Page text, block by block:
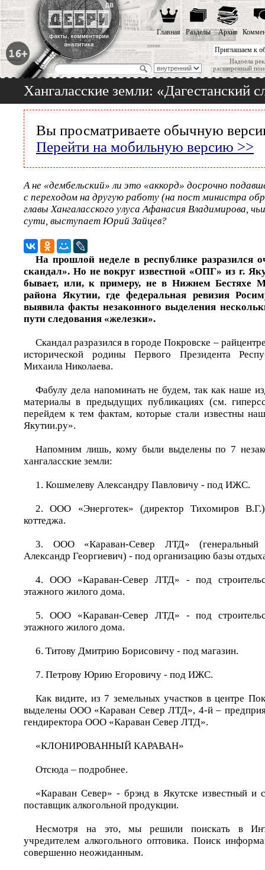
Приглашаем к
Надоела
расширенный
Главная Разделы Архив
Хангаласские земли: «Дагестанский
Вы просматриваете обычную
Перейти на мобильную версию >>
А не «дембельский» ли это «аккорд» досрочно
с переходом на другую работу (на пост министра
главы Хангаласского улуса Афанасия Владимирова,
сути, выступает Юрий Зайцев?
На прошлой неделе в республике разразился
скандал». Но не вокруг известной «ОПГ» из г.
бывает, или, к примеру, не в Нижнем Бестяхе
района Якутии, где федеральная ревизия
выявила факты незаконного выделения
пути следования «железки».
Скандал разразился в городе Покровске –
исторической родины Первого Президента
Михаила Николаева.
Фабулу дела напоминать не будем, так как наше
материалы в предыдущих публикациях (см.
перейдем к тем фактам, которые стали известны
Якутии.ру».
Напомним лишь, кому были выделены по 7
хангаласские земли:
1. Кошмелеву Александру Павловичу - под ИЖС.
2. ООО «Энерготек» (директор Тихомиров
коттеджа.
3. ООО «Караван-Север ЛТД» (генеральный
Александр Георгиевич) - под организацию базы
4. ООО «Караван-Север ЛТД» - под
этажного жилого дома.
5. ООО «Караван-Север ЛТД» - под
этажного жилого дома.
6. Титову Дмитрию Борисовичу - под магазин.
7. Петрову Юрию Егоровичу - под ИЖС.
Как видите, из 7 земельных участков в центре
выделены ООО «Караван Север ЛТД», 4-й –
гендиректора ООО «Караван Север ЛТД».
«КЛОНИРОВАННЫЙ КАРАВАН»
Отсюда – подробнее.
«Караван Север» - брэнд в Якутске известный и
поставщик алкогольной продукции.
Несмотря на это, мы решили поискать в
учредителем алкогольного оптовика. Поиск
совершенно неожиданным.